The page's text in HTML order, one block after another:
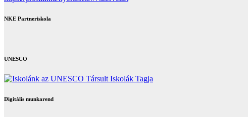
NKE Partneriskola
UNESCO
Digitális munkarend